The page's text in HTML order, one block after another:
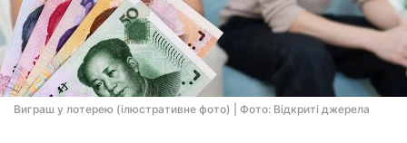
Виграш у лотерею (ілюстративне фото) | Фото: Відкриті джерела